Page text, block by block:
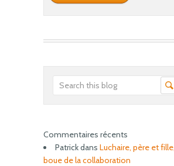
Commentaires récents
Patrickdans Luchaire, père et
boue de la collaboration